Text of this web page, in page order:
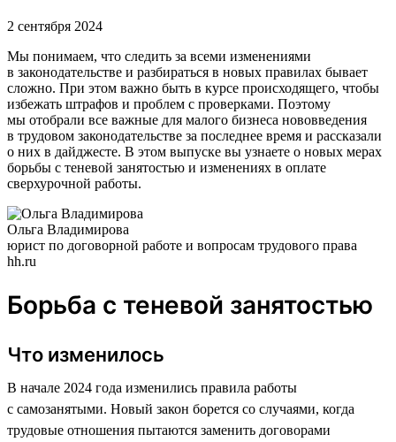
2 сентября 2024
Мы понимаем, что следить за всеми изменениями
в законодательстве и разбираться в новых правилах бывает
сложно. При этом важно быть в курсе происходящего, чтобы
избежать штрафов и проблем с проверками. Поэтому
мы отобрали все важные для малого бизнеса нововведения
в трудовом законодательстве за последнее время и рассказали
о них в дайджесте. В этом выпуске вы узнаете о новых мерах
борьбы с теневой занятостью и изменениях в оплате
сверхурочной работы.
Ольга Владимирова
юрист по договорной работе и вопросам трудового права
hh.ru
Борьба с теневой занятостью
Что изменилось
В начале 2024 года изменились правила работы
с самозанятыми. Новый закон борется со случаями, когда
трудовые отношения пытаются заменить договорами